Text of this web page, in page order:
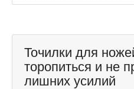
Точилки для
торопиться и не
лишних усилий